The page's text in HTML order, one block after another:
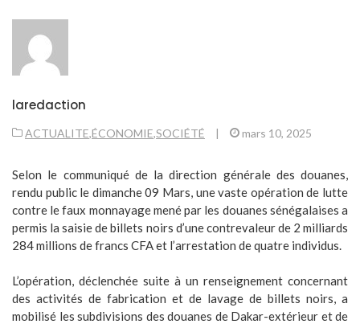
laredaction
ACTUALITE,ÉCONOMIE,SOCIÉTÉ | mars 10, 2025
Selon le communiqué de la direction générale des douanes,
rendu public le dimanche 09 Mars, une vaste opération de lutte
contre le faux monnayage mené par les douanes sénégalaises a
permis la saisie de billets noirs d’une contrevaleur de 2 milliards
284 millions de francs CFA et l’arrestation de quatre individus.
L’opération, déclenchée suite à un renseignement concernant
des activités de fabrication et de lavage de billets noirs, a
mobilisé les subdivisions des douanes de Dakar-extérieur et de